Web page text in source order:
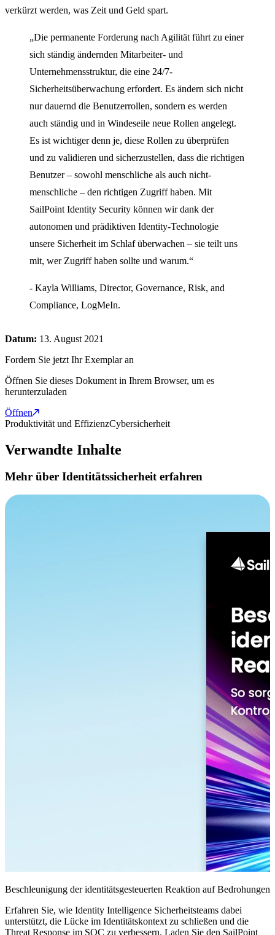
verkürzt werden, was Zeit und Geld spart.
„Die permanente Forderung nach Agilität führt zu einer
sich ständig ändernden Mitarbeiter- und
Unternehmensstruktur, die eine 24/7-
Sicherheitsüberwachung erfordert. Es ändern sich nicht
nur dauernd die Benutzerrollen, sondern es werden
auch ständig und in Windeseile neue Rollen angelegt.
Es ist wichtiger denn je, diese Rollen zu überprüfen
und zu validieren und sicherzustellen, dass die richtigen
Benutzer – sowohl menschliche als auch nicht-
menschliche – den richtigen Zugriff haben. Mit
SailPoint Identity Security können wir dank der
autonomen und prädiktiven Identity-Technologie
unsere Sicherheit im Schlaf überwachen – sie teilt uns
mit, wer Zugriff haben sollte und warum.“
- Kayla Williams, Director, Governance, Risk, and
Compliance, LogMeIn.
Datum: 13. August 2021
Fordern Sie jetzt Ihr Exemplar an
Öffnen Sie dieses Dokument in Ihrem Browser, um es
herunterzuladen
Öffnen
Produktivität und EffizienzCybersicherheit
Verwandte Inhalte
Mehr über Identitätssicherheit erfahren
Beschleunigung der identitätsgesteuerten Reaktion auf Bedrohungen
Erfahren Sie, wie Identity Intelligence Sicherheitsteams dabei
unterstützt, die Lücke im Identitätskontext zu schließen und die
Threat Response im SOC zu verbessern. Laden Sie den SailPoint